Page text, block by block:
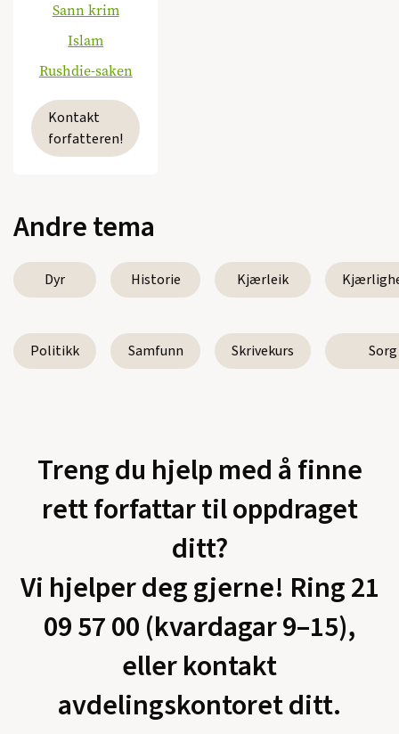
Sann krim
Islam
Rushdie-saken
Kontakt
forfatteren!
Andre tema
Dyr Historie Kjærleik
Politikk Samfunn Skrivekurs Sorg
Treng du hjelp med å finne
rett forfattar til oppdraget
ditt?
Vi hjelper deg gjerne! Ring 21
09 57 00 (kvardagar 9–15),
eller kontakt
avdelingskontoret ditt.